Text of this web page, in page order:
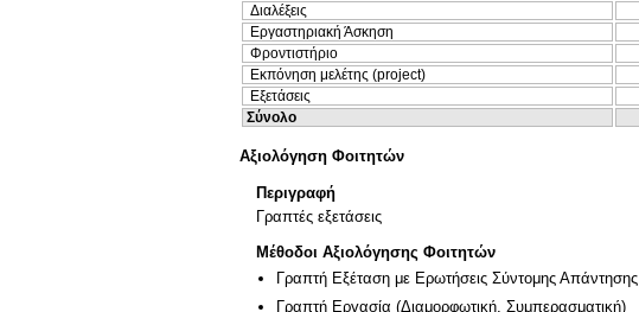
Διαλέξεις
Εργαστηριακή Άσκηση
Φροντιστήριο
Εκπόνηση μελέτης (project)
Εξετάσεις
Σύνολο
Αξιολόγηση Φοιτητών
Περιγραφή
Γραπτές εξετάσεις
Μέθοδοι Αξιολόγησης Φοιτητών
Γραπτή Εξέταση με Ερωτήσεις Σύντομης Απάντησης
Γραπτή Εργασία (Διαμορφωτική Συμπερασματική)